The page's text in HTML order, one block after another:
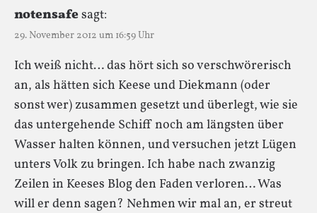
notensafesagt:
29. November 2012 um 16:59 Uhr
Ich weiß nicht… das hört sich so verschwörerisch
an, als hätten sich Keese und Diekmann (oder
sonst wer) zusammen gesetzt und überlegt, wie sie
das untergehende Schiff noch am längsten über
Wasser halten können, und versuchen jetzt Lügen
unters Volk zu bringen. Ich habe nach zwanzig
Zeilen in Keeses Blog den Faden verloren… Was
will er denn sagen? Nehmen wir mal an, er streut